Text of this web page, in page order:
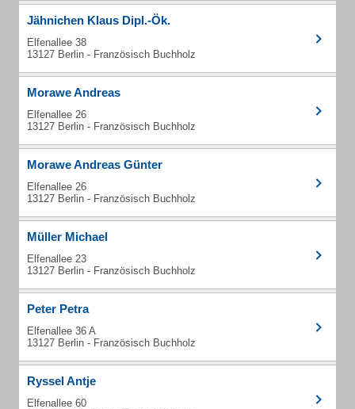
Jähnichen Klaus Dipl.-Ök.
Elfenallee 38
13127 Berlin - Französisch Buchholz
Morawe Andreas
Elfenallee 26
13127 Berlin - Französisch Buchholz
Morawe Andreas Günter
Elfenallee 26
13127 Berlin - Französisch Buchholz
Müller Michael
Elfenallee 23
13127 Berlin - Französisch Buchholz
Peter Petra
Elfenallee 36 A
13127 Berlin - Französisch Buchholz
Ryssel Antje
Elfenallee 60